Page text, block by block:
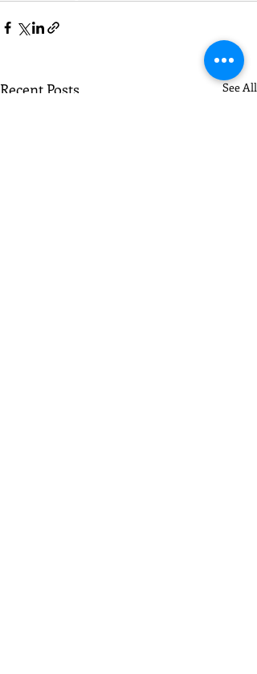
Recent Posts See All